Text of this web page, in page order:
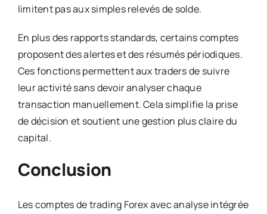
limitent pas aux simples relevés de solde.
En plus des rapports standards, certains comptes
proposent des alertes et des résumés périodiques.
Ces fonctions permettent aux traders de suivre
leur activité sans devoir analyser chaque
transaction manuellement. Cela simplifie la prise
de décision et soutient une gestion plus claire du
capital.
Conclusion
Les comptes de trading Forex avec analyse intégrée